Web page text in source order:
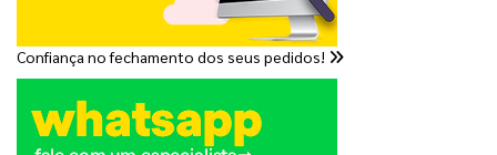
Confiança no fechamento dos seus pedidos!